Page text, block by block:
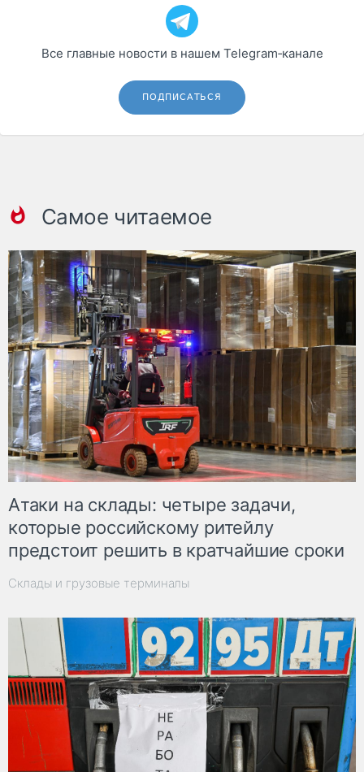
Все главные новости в нашем Telegram‑канале
ПОДПИСАТЬСЯ
Самое читаемое
Атаки на склады: четыре задачи,
которые российскому ритейлу
предстоит решить в кратчайшие сроки
Склады и грузовые терминалы